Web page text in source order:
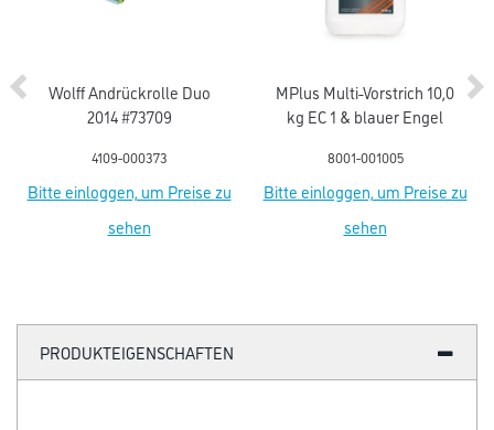
Wolff Andrückrolle Duo
2014 #73709
4109-000373
Bitte einloggen, um Preise zu
sehen
MPlus Multi-Vorstrich 10,0
kg EC 1 & blauer Engel
8001-001005
Bitte einloggen, um Preise zu
sehen
PRODUKTEIGENSCHAFTEN